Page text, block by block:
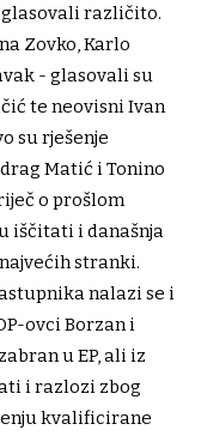
različito.
Zovko, Karlo
- glasovali su
te neovisni Ivan
su rješenje
Matić i Tonino
o prošlom
iščitati i današnja
stranki.
nalazi se i
ovci Borzan i
u EP, ali iz
i razlozi zbog
kvalificirane